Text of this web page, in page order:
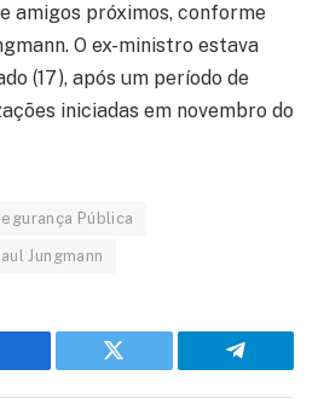
amigos próximos, conforme
O ex-ministro estava
(17), após um período de
iniciadas em novembro do
Pública
Jungmann
Twitter Telegram